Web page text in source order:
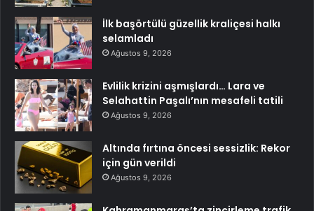
İlk başörtülü güzellik kraliçesi halkı
selamladı
Ağustos 9, 2026
Evlilik krizini aşmışlardı… Lara ve
Selahattin Paşalı’nın mesafeli tatili
Ağustos 9, 2026
Altında fırtına öncesi sessizlik: Rekor
için gün verildi
Ağustos 9, 2026